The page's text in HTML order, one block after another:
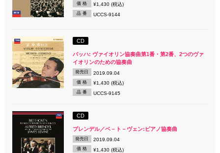
価 格 ¥1,430 (税込)
品 番 UCCS-9144
CD
バッハ: ヴァイオリン協奏曲第1番・第2番、2つのヴァ
イオリンのための協奏曲
発売日 2019.09.04
価 格 ¥1,430 (税込)
品 番 UCCS-9145
CD
ブレンデル／ベ－ト－ヴェン:ピアノ協奏曲
発売日 2019.09.04
価 格 ¥1,430 (税込)